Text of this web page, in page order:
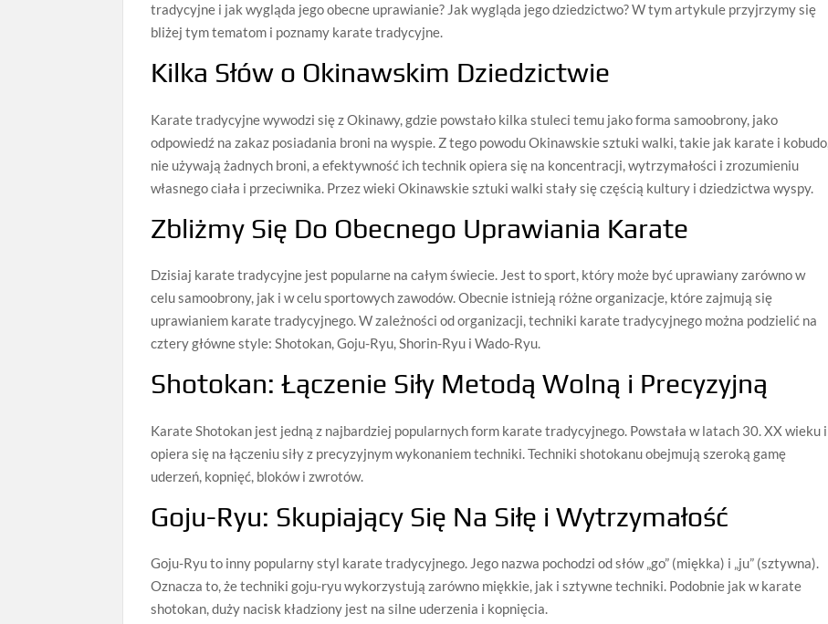
tradycyjne i jak wygląda jego obecne uprawianie? Jak wygląda jego dziedzictwo? W tym artykule przyjrzymy się
bliżej tym tematom i poznamy karate tradycyjne.
Kilka Słów o Okinawskim Dziedzictwie
Karate tradycyjne wywodzi się z Okinawy, gdzie powstało kilka stuleci temu jako forma samoobrony, jako
odpowiedź na zakaz posiadania broni na wyspie. Z tego powodu Okinawskie sztuki walki, takie jak karate i kobudo,
nie używają żadnych broni, a efektywność ich technik opiera się na koncentracji, wytrzymałości i zrozumieniu
własnego ciała i przeciwnika. Przez wieki Okinawskie sztuki walki stały się częścią kultury i dziedzictwa wyspy.
Zbliżmy Się Do Obecnego Uprawiania Karate
Dzisiaj karate tradycyjne jest popularne na całym świecie. Jest to sport, który może być uprawiany zarówno w
celu samoobrony, jak i w celu sportowych zawodów. Obecnie istnieją różne organizacje, które zajmują się
uprawianiem karate tradycyjnego. W zależności od organizacji, techniki karate tradycyjnego można podzielić na
cztery główne style: Shotokan, Goju-Ryu, Shorin-Ryu i Wado-Ryu.
Shotokan: Łączenie Siły Metodą Wolną i Precyzyjną
Karate Shotokan jest jedną z najbardziej popularnych form karate tradycyjnego. Powstała w latach 30. XX wieku i
opiera się na łączeniu siły z precyzyjnym wykonaniem techniki. Techniki shotokanu obejmują szeroką gamę
uderzeń, kopnięć, bloków i zwrotów.
Goju-Ryu: Skupiający Się Na Siłę i Wytrzymałość
Goju-Ryu to inny popularny styl karate tradycyjnego. Jego nazwa pochodzi od słów „go” (miękka) i „ju” (sztywna).
Oznacza to, że techniki goju-ryu wykorzystują zarówno miękkie, jak i sztywne techniki. Podobnie jak w karate
shotokan, duży nacisk kładziony jest na silne uderzenia i kopnięcia.